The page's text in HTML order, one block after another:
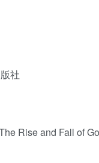
社
Rise and Fall of